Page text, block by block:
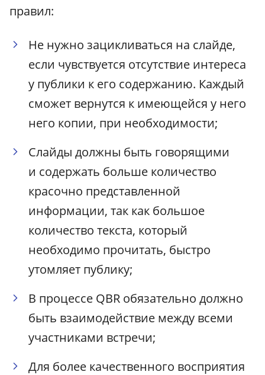
правил:
Не нужно зацикливаться на слайде,
если чувствуется отсутствие интереса
у публики к его содержанию. Каждый
сможет вернутся к имеющейся у него
него копии, при необходимости;
Слайды должны быть говорящими
и содержать больше количество
красочно представленной
информации, так как большое
количество текста, который
необходимо прочитать, быстро
утомляет публику;
В процессе QBR обязательно должно
быть взаимодействие между всеми
участниками встречи;
Для более качественного восприятия